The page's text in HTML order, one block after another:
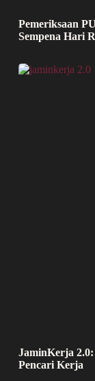
Pemeriksaan
Sempena Hari
JaminKerja
Pencari Kerja